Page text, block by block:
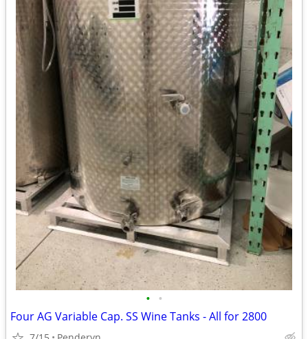
• •
Four AG Variable Cap. SS Wine Tanks - All for 2800